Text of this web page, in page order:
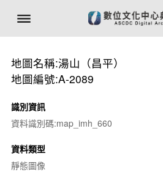
地圖名稱:湯山（昌平）
地圖編號:A-2089
識別資訊
資料識別碼:map_imh_660
資料類型
靜態圖像